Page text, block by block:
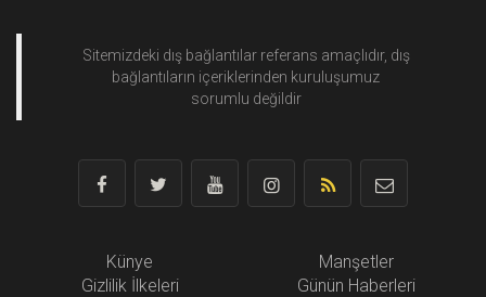
Sitemizdeki dış bağlantılar referans amaçlıdır, dış
bağlantıların içeriklerinden kuruluşumuz
sorumlu değildir
Künye
Gizlilik İlkeleri
Manşetler
Günün Haberleri